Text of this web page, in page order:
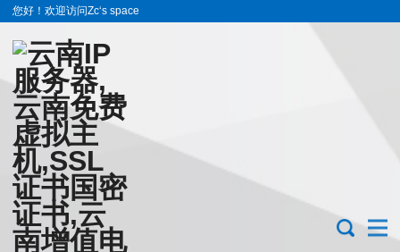
您好！欢迎访问Zc‘s space